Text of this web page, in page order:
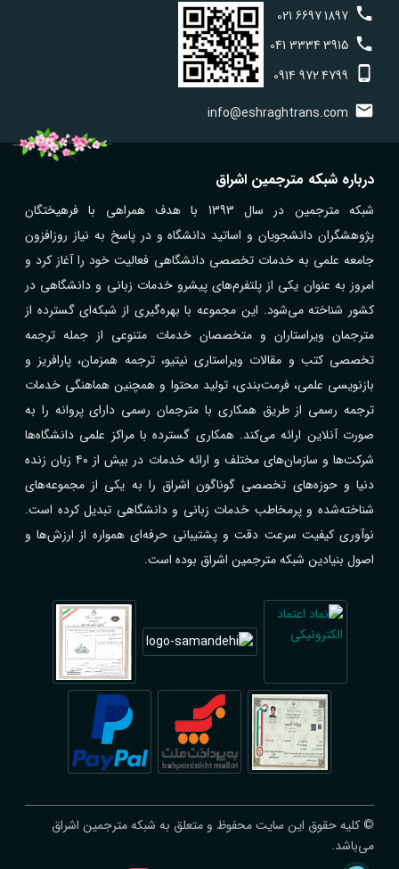
021 66971897
041 33343915
0914 9724799
info@eshraghtrans.com
درباره شبکه مترجمین اشراق
شبکه مترجمین در سال 1393 با هدف همراهی با فرهیختگان
پژوهشگران دانشجویان و اساتید دانشگاه و در پاسخ به نیاز روزافزون
جامعه علمی به خدمات تخصصی دانشگاهی فعالیت خود را آغاز کرد و
امروز به عنوان یکی از پلتفرم‌های پیشرو خدمات زبانی و دانشگاهی در
کشور شناخته می‌شود. این مجموعه با بهره‌گیری از شبکه‌ای گسترده از
مترجمان ویراستاران و متخصصان خدمات متنوعی از جمله ترجمه
تخصصی کتب و مقالات ویراستاری نیتیو، ترجمه همزمان، پارافریز و
بازنویسی علمی، فرمت‌بندی، تولید محتوا و همچنین هماهنگی خدمات
ترجمه رسمی از طریق همکاری با مترجمان رسمی دارای پروانه را به
صورت آنلاین ارائه می‌کند. همکاری گسترده با مراکز علمی دانشگاه‌ها
شرکت‌ها و سازمان‌های مختلف و ارائه خدمات در بیش از ۴۰ زبان زنده
دنیا و حوزه‌های تخصصی گوناگون اشراق را به یکی از مجموعه‌های
شناخته‌شده و پرمخاطب خدمات زبانی و دانشگاهی تبدیل کرده است.
نوآوری کیفیت سرعت دقت و پشتیبانی حرفه‌ای همواره از ارزش‌ها و
اصول بنیادین شبکه مترجمین اشراق بوده است.
© کلیه حقوق این سایت محفوظ و متعلق به شبکه مترجمین اشراق
می‌باشد.